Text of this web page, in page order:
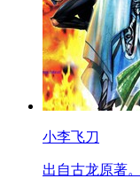
小李飞刀
出自古龙原著。